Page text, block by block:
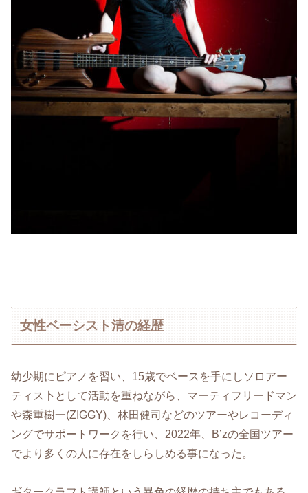
女性ベーシスト清の経歴
幼少期にピアノを習い、15歳でベースを手にしソロアー
ティス卜として活動を重ねながら、マーティフリードマン
や森重樹一(ZIGGY)、林田健司などのツアーやレコーディ
ングでサポートワークを行い、2022年、B’zの全国ツアー
でより多くの人に存在をしらしめる事になった。